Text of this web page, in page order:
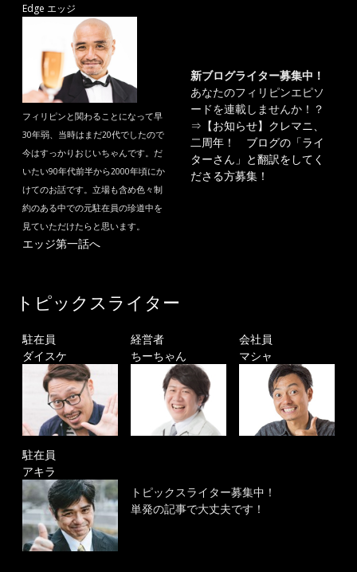
Edge エッジ
フィリピンと関わることになって早
30年弱、当時はまだ20代でしたので
今はすっかりおじいちゃんです。だ
いたい90年代前半から2000年頃にか
けてのお話です。立場も含め色々制
約のある中での元駐在員の珍道中を
見ていただけたらと思います。
エッジ第一話へ
新ブログライター募集中！
あなたのフィリピンエピソ
ードを連載しませんか！？
⇒ 【お知らせ】クレマニ、
二周年！ ブログの「ライ
ターさん」と翻訳をしてく
ださる方募集！
トピックスライター
駐在員
ダイスケ
経営者
ちーちゃん
会社員
マシャ
駐在員
アキラ
トピックスライター募集中！
単発の記事で大丈夫です！